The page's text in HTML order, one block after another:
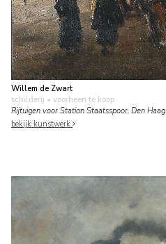
Willem de Zwart
schilderij • voorheen te koop
Rijtuigen voor Station Staatsspoor, Den Haag
bekijk kunstwerk